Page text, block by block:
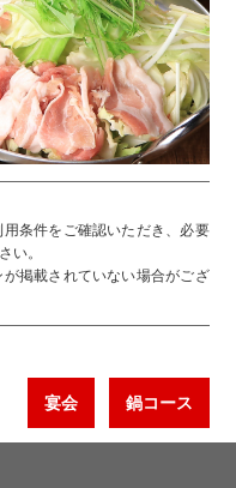
条件をご確認いただき、必要
い。
掲載されていない場合がござ
宴会 鍋コース